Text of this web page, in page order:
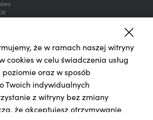
że w ramach naszej witryny
cookies w celu świadczenia usług
poziomie oraz w sposób
Twoich indywidualnych
z witryny bez zmiany
że akceptujesz otrzymywanie